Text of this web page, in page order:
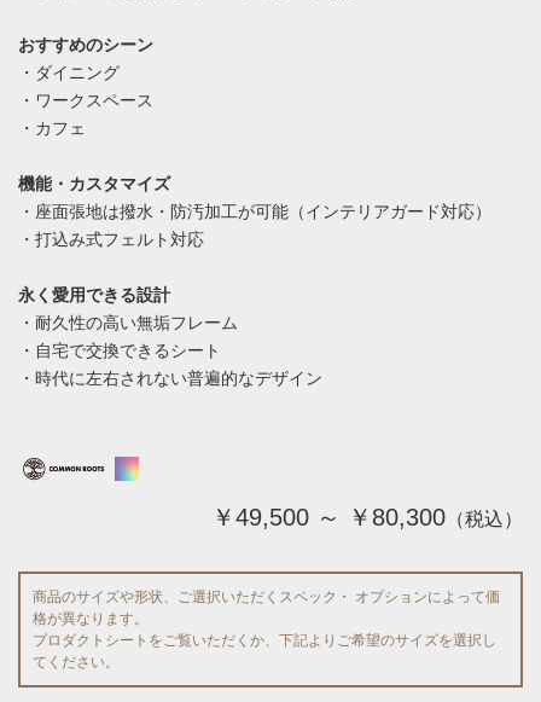
おすすめのシーン
・ダイニング
・ワークスペース
・カフェ
機能・カスタマイズ
・座面張地は撥水・防汚加工が可能（インテリアガード対応）
・打込み式フェルト対応
永く愛用できる設計
・耐久性の高い無垢フレーム
・自宅で交換できるシート
・時代に左右されない普遍的なデザイン
￥49,500 ～ ￥80,300 （税込）
商品のサイズや形状、ご選択いただくスペック・ オプションによって価
格が異なります。
プロダクトシートをご覧いただくか、下記よりご希望のサイズを選択し
てください。